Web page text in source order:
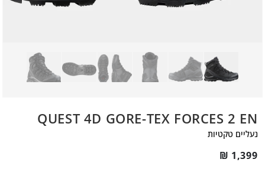
QUEST 4D GORE-TEX FORCES 2 EN
נעליים טקטיות
₪ 1,399